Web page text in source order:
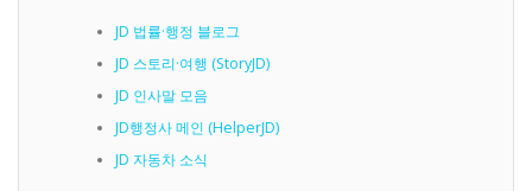
JD 법률·행정 블로그
JD 스토리·여행 (StoryJD)
JD 인사말 모음
JD행정사 메인 (HelperJD)
JD 자동차 소식